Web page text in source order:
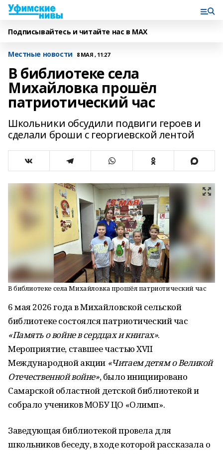
Подписывайтесь и читайте нас в MAX
Местные новости 8 МАЯ , 11:27
В библиотеке села
Михайловка прошёл
патриотический час
Школьники обсудили подвиги героев и
сделали броши с георгиевской лентой
В библиотеке села Михайловка прошёл патриотический час
6 мая 2026 годав Михайловской сельской
библиотеке состоялся патриотический час
«Память о войне в сердцах и книгах».
Мероприятие, ставшее частью XVII
Международной акции «Читаем детям о Великой
Отечественной войне», было инициировано
Самарской областной детской библиотекой и
собрало учеников МОБУ ЦО «Олимп».
Заведующая библиотекой провела для
школьников беседу, в ходе которой рассказала о